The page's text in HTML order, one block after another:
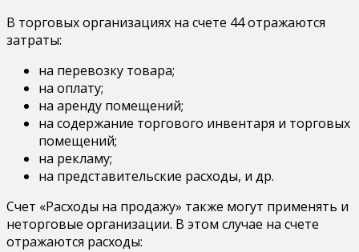
В торговых организациях на счете 44 отражаются
затраты:
на перевозку товара;
на оплату;
на аренду помещений;
на содержание торгового инвентаря и торговых
помещений;
на рекламу;
на представительские расходы, и др.
Счет «Расходы на продажу» также могут применять и
неторговые организации. В этом случае на счете
отражаются расходы: